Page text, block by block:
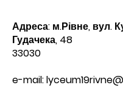
Адреса: м.Рівне, вул.
Гудачека, 48
33030
e-mail: